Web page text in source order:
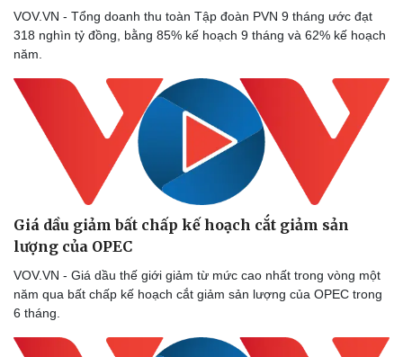
Thể thao
Bóng đá
Lịch thi đấu bóng đá
Thế giới thể thao
eSports
Hậu trường
Ô tô
Xe máy
VOV.VN - Tổng doanh thu toàn Tập đoàn PVN 9 tháng ước đạt
318 nghìn tỷ đồng, bằng 85% kế hoạch 9 tháng và 62% kế hoạch
năm.
Giá dầu giảm bất chấp kế hoạch cắt giảm sản
lượng của OPEC
VOV.VN - Giá dầu thế giới giảm từ mức cao nhất trong vòng một
năm qua bất chấp kế hoạch cắt giảm sản lượng của OPEC trong
6 tháng.